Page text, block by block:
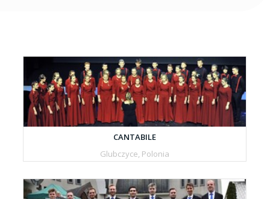
CANTABILE
Glubczyce, Polonia